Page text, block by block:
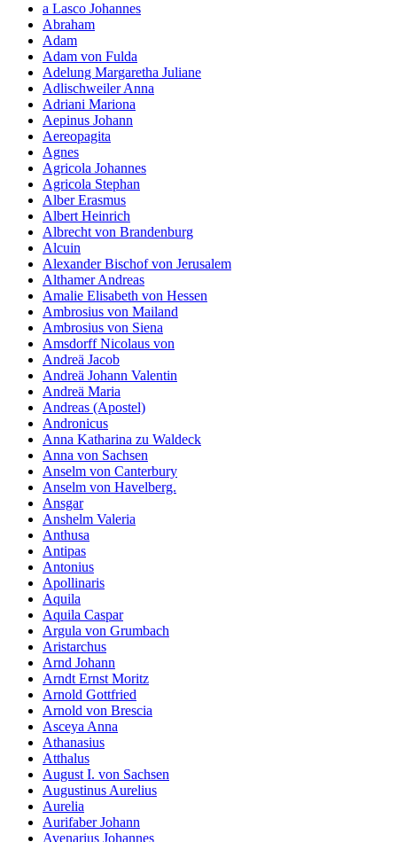
a Lasco Johannes
Abraham
Adam
Adam von Fulda
Adelung Margaretha Juliane
Adlischweiler Anna
Adriani Mariona
Aepinus Johann
Aereopagita
Agnes
Agricola Johannes
Agricola Stephan
Alber Erasmus
Albert Heinrich
Albrecht von Brandenburg
Alcuin
Alexander Bischof von Jerusalem
Althamer Andreas
Amalie Elisabeth von Hessen
Ambrosius von Mailand
Ambrosius von Siena
Amsdorff Nicolaus von
Andreä Jacob
Andreä Johann Valentin
Andreä Maria
Andreas (Apostel)
Andronicus
Anna Katharina zu Waldeck
Anna von Sachsen
Anselm von Canterbury
Anselm von Havelberg.
Ansgar
Anshelm Valeria
Anthusa
Antipas
Antonius
Apollinaris
Aquila
Aquila Caspar
Argula von Grumbach
Aristarchus
Arnd Johann
Arndt Ernst Moritz
Arnold Gottfried
Arnold von Brescia
Asceya Anna
Athanasius
Atthalus
August I. von Sachsen
Augustinus Aurelius
Aurelia
Aurifaber Johann
Avenarius Johannes